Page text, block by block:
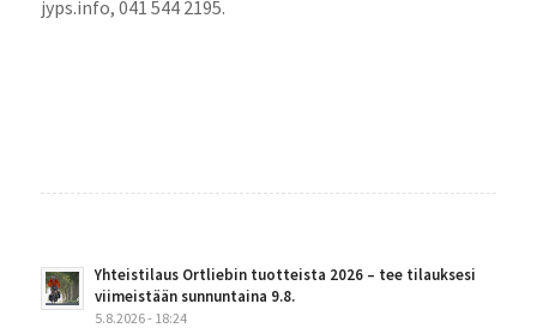
jyps.info, 041 544 2195.
Yhteistilaus Ortliebin tuotteista 2026 – tee tilauksesi
viimeistään sunnuntaina 9.8.
5.8.2026 - 18:24